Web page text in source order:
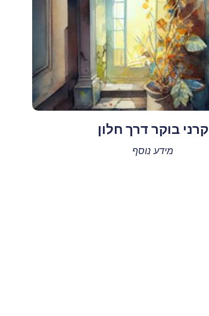
קרני בוקר דרך חלון
מידע נוסף